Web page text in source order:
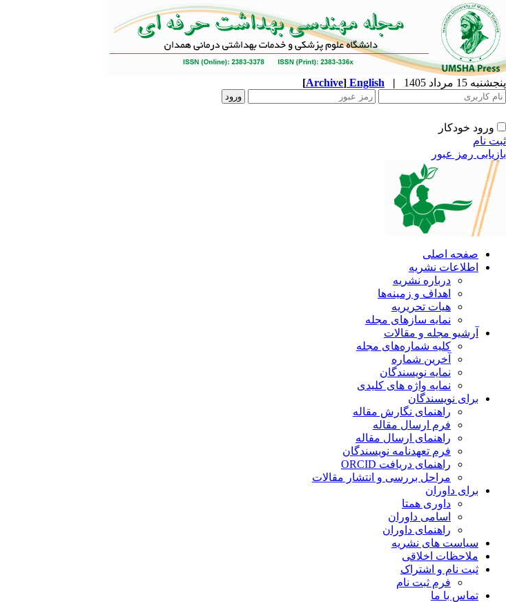
پنجشنبه 15 مرداد 1405 |
English
[Archive]
ورود خودکار
ثبت نام
بازیابی رمز عبور
صفحه اصلی
اطلاعات نشریه
درباره نشریه
اهداف و زمینه‌ها
هیات تحریریه
نمایه سازهای مجله
آرشیو مجله و مقالات
کلیه شماره‌های مجله
آخرین شماره
نمایه نویسندگان
نمایه واژه های کلیدی
برای نویسندگان
راهنمای نگارش مقاله
فرم ارسال مقاله
راهنمای ارسال مقاله
فرم تعهدنامه نویسندگان
راهنمای دریافت ORCID
مراحل بررسی و انتشار مقالات
برای داوران
داوری همتا
اسامی داوران
راهنمای داوران
سیاست های نشریه
ملاحظات اخلاقی
ثبت نام و اشتراک
فرم ثبت نام
تماس با ما